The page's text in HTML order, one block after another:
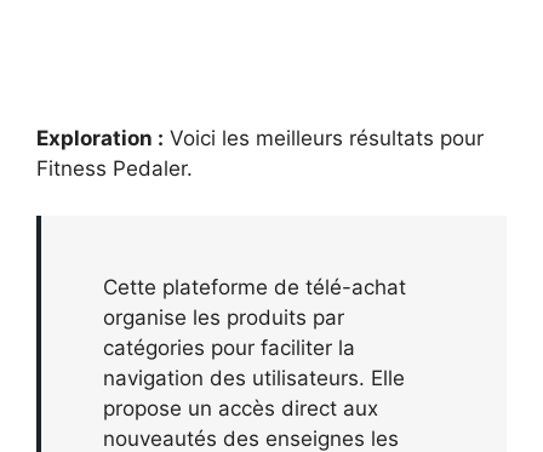
Exploration : Voici les meilleurs résultats pour
Fitness Pedaler.
Cette plateforme de télé-achat
organise les produits par
catégories pour faciliter la
navigation des utilisateurs. Elle
propose un accès direct aux
nouveautés des enseignes les